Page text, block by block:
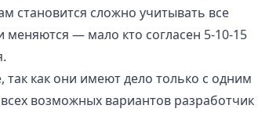
становится сложно учитывать все
— мало кто согласен 5-10-15
как они имеют дело только с одним
возможных вариантов разработчик